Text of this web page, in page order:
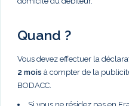
Quand ?
Vous devez effectuer la
2 mois à compter de la
BODACC.